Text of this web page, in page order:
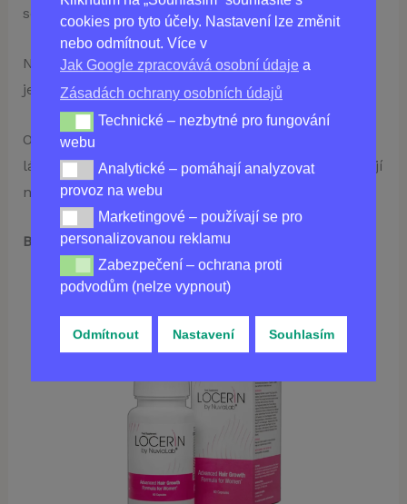
cookies pro tyto účely. Nastavení lze změnit
nebo odmítnout. Více v
Jak Google zpracovává osobní údaje a
Zásadách ochrany osobních údajů
Technické – nezbytné pro fungování webu
Technické – nezbytné pro fungování
webu
Analytické – pomáhají analyzovat provoz na webu
Analytické – pomáhají analyzovat
provoz na webu
Marketingové – používají se pro personalizovanou
Marketingové – používají se pro
personalizovanou reklamu
Zabezpečení – ochrana proti podvodům (nelze
Zabezpečení – ochrana proti
podvodům (nelze vypnout)
Odmítnout Nastavení Souhlasím
sebevědomí!
Nenechte své vlasy trpět. S Locerinem obnovte
jejich krásu a vitalitu ještě dnes!
Objednejte si Locerin nyní a dejte svým vlasům
lásku, kterou si zasloužíte. Vaše krásné vlasy čekají
na vás!
Buďte pýcha s vašimi vlasy dnes s Locerinem!
Koupit LOCERIN v ČR